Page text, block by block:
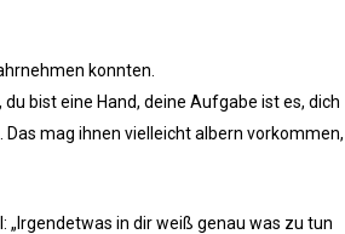
konnten.
bist eine Hand, deine Aufgabe ist es, dich
mag ihnen vielleicht albern vorkommen,
„Irgendetwas in dir weiß genau was zu tun